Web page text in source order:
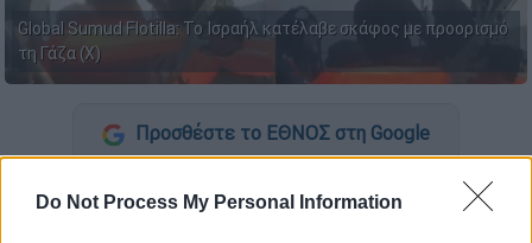
Do Not Process My Personal Information
Global Sumud Flotilla: Το Ισραήλ κατέλαβε σκάφος με προορισμό
τη Γάζα (X)
Προσθέστε το ΕΘΝΟΣ στη Google
Ρεσάλτοσε πλοία τουGlobal Sumud Flotilla